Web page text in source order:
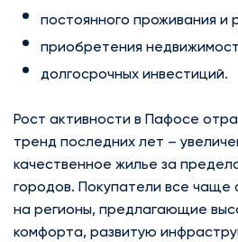
постоянного проживания и
приобретения
долгосрочных инвестиций.
Рост активности в Пафосе
тренд последних лет –
качественное жилье за
городов. Покупатели все
на регионы, предлагающие
комфорта, развитую